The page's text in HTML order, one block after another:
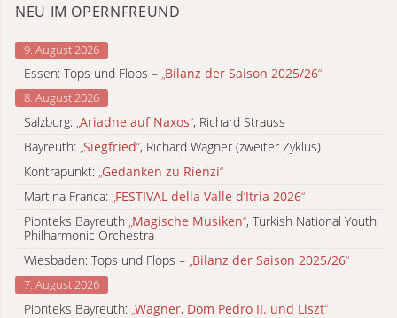
NEU IM OPERNFREUND
9. August 2026
Essen: Tops und Flops – „Bilanz der Saison 2025/26“
8. August 2026
Salzburg: „Ariadne auf Naxos“, Richard Strauss
Bayreuth: „Siegfried“, Richard Wagner (zweiter Zyklus)
Kontrapunkt: „Gedanken zu Rienzi“
Martina Franca: „FESTIVAL della Valle d’Itria 2026“
Pionteks Bayreuth „Magische Musiken“, Turkish National Youth
Philharmonic Orchestra
Wiesbaden: Tops und Flops – „Bilanz der Saison 2025/26“
7. August 2026
Pionteks Bayreuth: „Wagner, Dom Pedro II. und Liszt“